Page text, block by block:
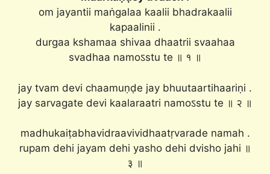
om jayantii maṅgalaa kaalii bhadrakaalii
kapaalinii .
durgaa kshamaa shivaa dhaatrii svaahaa
svadhaa namoऽstu te ॥ १ ॥
jay tvam devi chaamuṇḍe jay bhuutaartihaariṇi .
jay sarvagate devi kaalaraatri namoऽstu te ॥ २ ॥
madhukaiṭabhavidraavividhaatṛvarade namah .
rupam dehi jayam dehi yasho dehi dvisho jahi ॥
३ ॥